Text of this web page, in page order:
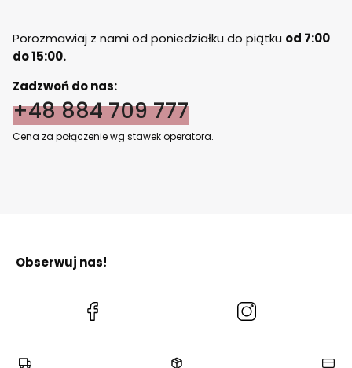
Porozmawiaj z nami od poniedziałku do piątku od 7:00
do 15:00.
Zadzwoń do nas:
+48 884 709 777
Cena za połączenie wg stawek operatora.
Obserwuj nas!
(Otwiera